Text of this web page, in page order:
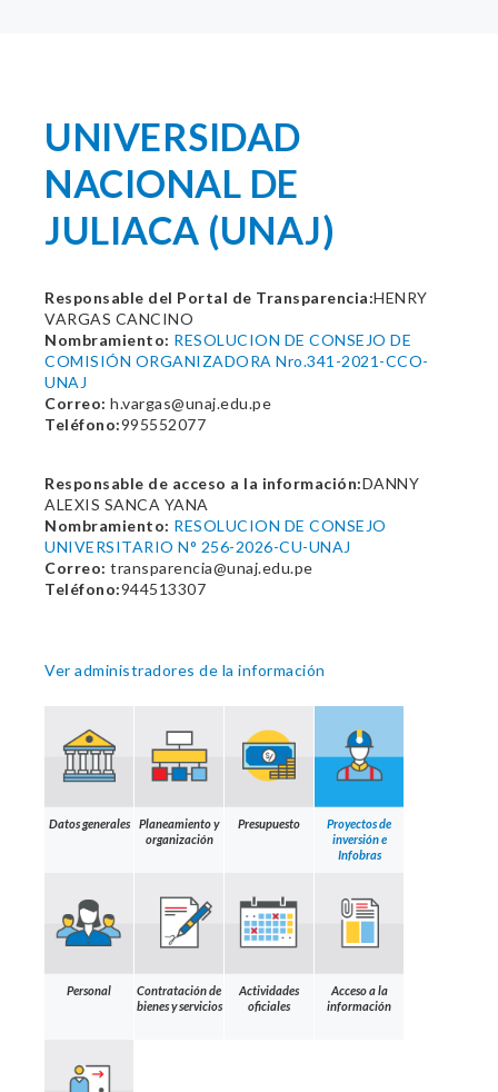
UNIVERSIDAD
NACIONAL DE
JULIACA (UNAJ)
Responsable del Portal de Transparencia:HENRY
VARGAS CANCINO
Nombramiento: RESOLUCION DE CONSEJO DE
COMISIÓN ORGANIZADORA Nro.341-2021-CCO-
UNAJ
Correo: h.vargas@unaj.edu.pe
Teléfono:995552077
Responsable de acceso a la información:DANNY
ALEXIS SANCA YANA
Nombramiento: RESOLUCION DE CONSEJO
UNIVERSITARIO N° 256-2026-CU-UNAJ
Correo: transparencia@unaj.edu.pe
Teléfono:944513307
Ver administradores de la información
Datos generales
Planeamiento y
organización
Presupuesto
Proyectos de
inversión e
Infobras
Personal
Contratación de
bienes y servicios
Actividades
oficiales
Acceso a la
información